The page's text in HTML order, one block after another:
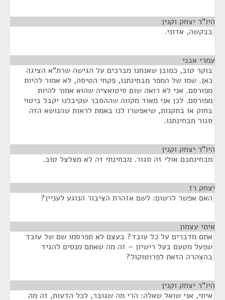
היו"ר יצחק וקנין
בבקשה, אדוני.
עמרי אבני
בוקר טוב, כמובן שאנחנו מברכים על הגישה שרת"א הציגה
כאן. שמו של המפר מבחינתנו, פקחי הטיסה, לא אמור להיות
מפורסם. אני לא רואה שום סיטואציה שהוא אמור להיות
מפורסם. לכן אני מאוד מקווה שההסבר שקיבלנו יקבל ביטוי
בחוק או בתקנות, שיאפשרו לנו באמת לראות שהנושא הזה
סגור מבחינתנו.
היו"ר יצחק וקנין
מבחינתכם אולי זה סגור. מבחינתי זה לא מצלצל טוב.
יצחק רז
האם אפשר לרשום: לשם אזהרת הציבור הנוגע לעניין?
איתי עצמון
אתם מדברים על כל עובד? בעצם לא תפרסמו שם של עובד
שפעל מטעם בעל רישיון – זה מה שאתם מנסים להגיד
בהצהרה הזאת לפרוטוקול?
היו"ר יצחק וקנין
איתי, אני שואל שאלה: הרי מה שגובר, לכל הדעות, זה מה